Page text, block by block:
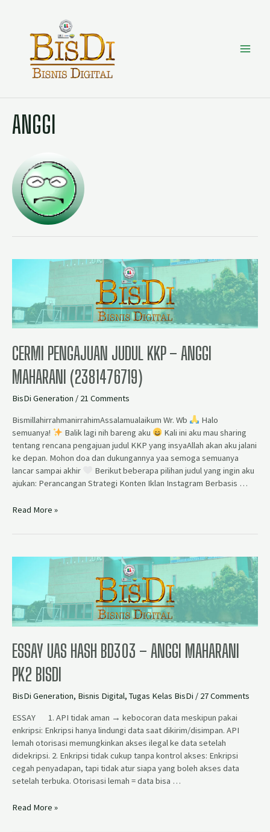
ANGGI
CERMI PENGAJUAN JUDUL KKP – ANGGI
MAHARANI (2381476719)
BisDi Generation / 21 Comments
BismillahirrahmanirrahimAssalamualaikum Wr. Wb
Halo
semuanya!
Balik lagi nih bareng aku
Kali ini aku mau sharing
tentang rencana pengajuan judul KKP yang insyaAllah akan aku jalani
ke depan. Mohon doa dan dukungannya yaa semoga semuanya
lancar sampai akhir
Berikut beberapa pilihan judul yang ingin aku
ajukan: Perancangan Strategi Konten Iklan Instagram Berbasis …
Read More »
ESSAY UAS HASH BD303 – ANGGI MAHARANI
PK2 BISDI
BisDi Generation, Bisnis Digital, Tugas Kelas BisDi / 27 Comments
ESSAY 1. API tidak aman → kebocoran data meskipun pakai
enkripsi: Enkripsi hanya lindungi data saat dikirim/disimpan. API
lemah otorisasi memungkinkan akses ilegal ke data setelah
didekripsi. 2. Enkripsi tidak cukup tanpa kontrol akses: Enkripsi
cegah penyadapan, tapi tidak atur siapa yang boleh akses data
setelah terbuka. Otorisasi lemah = data bisa …
Read More »